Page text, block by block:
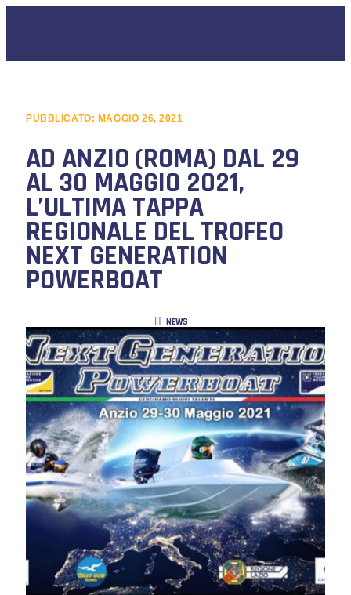
PUBBLICATO: MAGGIO 26, 2021
AD ANZIO (ROMA) DAL 29
AL 30 MAGGIO 2021,
L’ULTIMA TAPPA
REGIONALE DEL TROFEO
NEXT GENERATION
POWERBOAT
NEWS